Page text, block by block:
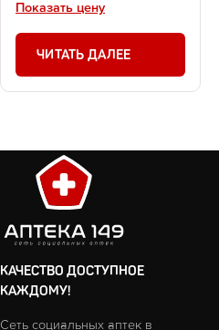
Показать цену
ЧИТАТЬ ДАЛЕЕ
КАЧЕСТВО ДОСТУПНОЕ
КАЖДОМУ!
Сеть социальных аптек в